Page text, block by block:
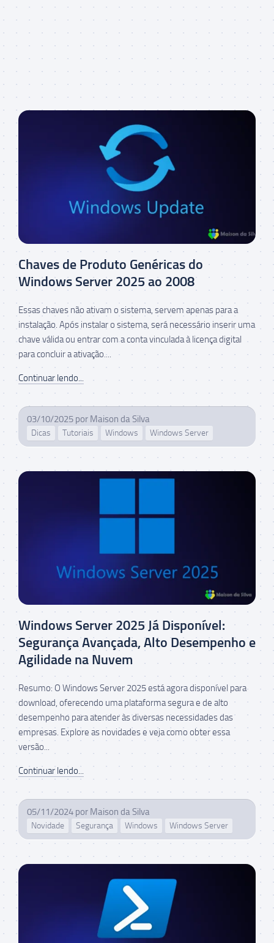
Chaves de Produto Genéricas do
Windows Server 2025 ao 2008
Essas chaves não ativam o sistema, servem apenas para a
instalação. Após instalar o sistema, será necessário inserir uma
chave válida ou entrar com a conta vinculada à licença digital
para concluir a ativação....
Continuar lendo...
03/10/2025 por Maison da Silva
Dicas Tutoriais Windows Windows Server
Windows Server 2025 Já Disponível:
Segurança Avançada, Alto Desempenho e
Agilidade na Nuvem
Resumo: O Windows Server 2025 está agora disponível para
download, oferecendo uma plataforma segura e de alto
desempenho para atender às diversas necessidades das
empresas. Explore as novidades e veja como obter essa
versão...
Continuar lendo...
05/11/2024 por Maison da Silva
Novidade Segurança Windows Windows Server